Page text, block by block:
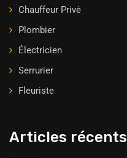
Chauffeur Privė
Plombier
Électricien
Serrurier
Fleuriste
Articles récents